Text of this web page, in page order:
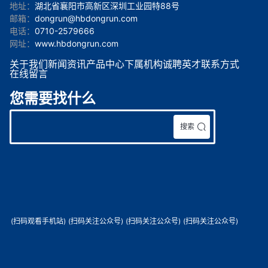
地址： 湖北省襄阳市高新区深圳工业园特88号
邮箱： dongrun@hbdongrun.com
电话： 0710-2579666
网址： www.hbdongrun.com
关于我们新闻资讯产品中心下属机构诚聘英才联系方式
在线留言
您需要找什么
搜索
(扫码观看手机站) (扫码关注公众号) (扫码关注公众号) (扫码关注公众号)